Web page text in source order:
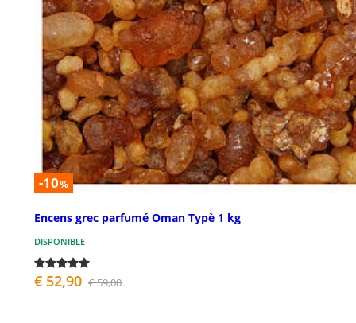
-10%
Encens grec parfumé Oman Typè 1 kg
DISPONIBLE
€ 52,90 € 59,00